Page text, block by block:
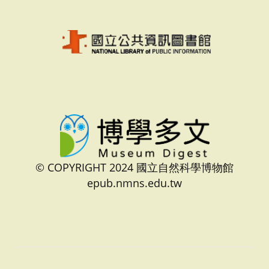
© COPYRIGHT 2024 國立自然科學博物館
epub.nmns.edu.tw